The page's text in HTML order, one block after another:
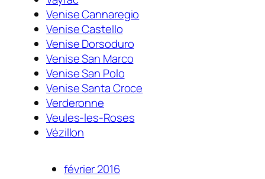
Venise Cannaregio
Venise Castello
Venise Dorsoduro
Venise San Marco
Venise San Polo
Venise Santa Croce
Verderonne
Veules-les-Roses
Vézillon
février 2016